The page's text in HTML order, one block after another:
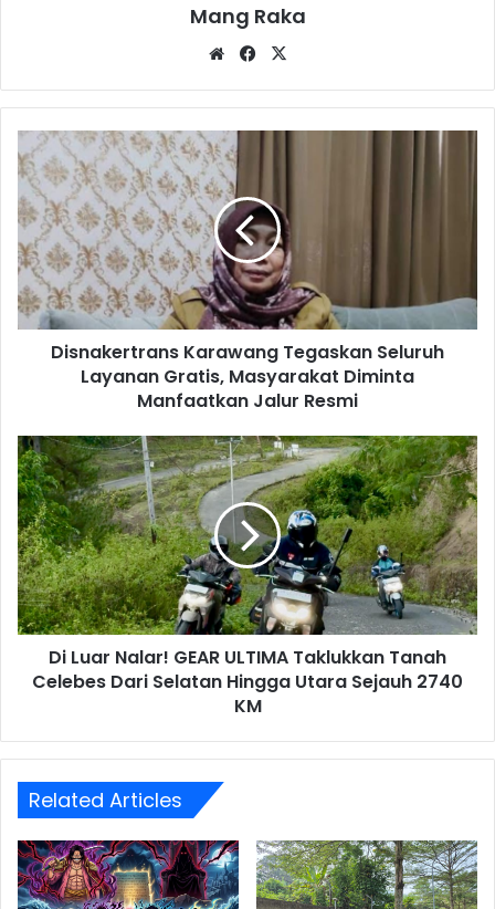
Mang Raka
WebsiteFacebook
Disnakertrans
Karawang
Tegaskan
Seluruh
Layanan
Gratis,
Masyarakat
Diminta
Manfaatkan
Disnakertrans Karawang Tegaskan Seluruh
Layanan Gratis, Masyarakat Diminta
Manfaatkan Jalur Resmi
Di
Luar
Nalar!
GEAR
ULTIMA
Taklukkan
Tanah
Celebes
Dari
Selatan
Hingga
2740
Di Luar Nalar! GEAR ULTIMA Taklukkan Tanah
Celebes Dari Selatan Hingga Utara Sejauh 2740
KM
Related Articles